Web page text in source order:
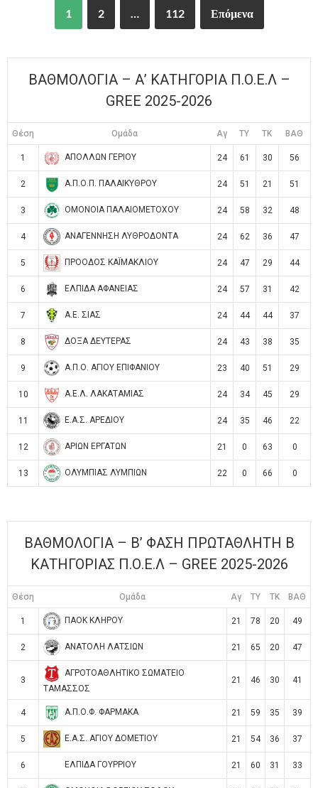
1 2 … 112 Επόμενα
ΒΑΘΜΟΛΟΓΙΑ – Α’ ΚΑΤΗΓΟΡΙΑ Π.Ο.Ε.Λ –
GREE 2025-2026
Θέση Ομάδα Αγ TY TK ΒΑΘ
1 ΑΠΟΛΛΩΝ ΓΕΡΙΟΥ 24 61 30 56
2 Α.Π.Ο.Π. ΠΑΛΑΙΚΥΘΡΟΥ 24 51 21 51
3 ΟΜΟΝΟΙΑ ΠΑΛΑΙΟΜΕΤΟΧΟΥ 24 58 32 48
4 ΑΝΑΓΕΝΝΗΣΗ ΛΥΘΡΟΔΟΝΤΑ 24 62 36 47
5 ΠΡΟΟΔΟΣ ΚΑΪΜΑΚΛΙΟΥ 24 47 29 44
6 ΕΛΠΙΔΑ ΑΦΑΝΕΙΑΣ 24 57 31 42
7 Α.Ε. ΣΙΑΣ 24 44 44 37
8 ΔΟΞΑ ΔΕΥΤΕΡΑΣ 24 43 38 35
9 Α.Π.Ο. ΑΓΙΟΥ ΕΠΙΦΑΝΙΟΥ 23 40 51 29
10 Α.Ε.Λ. ΛΑΚΑΤΑΜΙΑΣ 24 34 45 29
11 Ε.Α.Σ. ΑΡΕΔΙΟΥ 24 35 46 22
12 ΑΡΙΩΝ ΕΡΓΑΤΩΝ 21 0 63 0
13 ΟΛΥΜΠΙΑΣ ΛΥΜΠΙΩΝ 22 0 66 0
ΒΑΘΜΟΛΟΓΙΑ – Β’ ΦΑΣΗ ΠΡΩΤΑΘΛΗΤΗ Β
ΚΑΤΗΓΟΡΙΑΣ Π.Ο.Ε.Λ – GREE 2025-2026
Θέση Ομάδα Αγ TY TK ΒΑΘ
1 ΠΑΟΚ ΚΛΗΡΟΥ 21 78 20 49
2 ΑΝΑΤΟΛΗ ΛΑΤΣΙΩΝ 21 65 20 47
3
ΑΓΡΟΤΟΑΘΛΗΤΙΚΟ ΣΩΜΑΤΕΙΟ
ΤΑΜΑΣΣΟΣ
21 46 30 41
4 Α.Π.Ο.Φ. ΦΑΡΜΑΚΑ 21 59 35 39
5 Ε.Α.Σ. ΑΓΙΟΥ ΔΟΜΕΤΙΟΥ 21 54 36 37
6 ΕΛΠΙΔΑ ΓΟΥΡΡΙΟΥ 21 60 31 33